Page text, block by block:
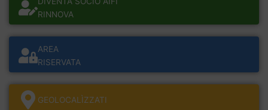
RINNOVA
AREA
RISERVATA
GEOLOCALÌZZATI